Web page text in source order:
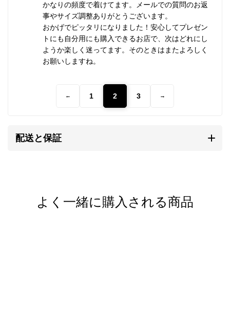
「眼」は古来より邪なものや災いを見張る文様として
お守りなどに使われてきました。
「眼」を怖れるのは動物の本能です。
様が捕食者から身を守っています。
す原因を「眼」と結びつけ、「邪眼」への畏怖が生ま
※カレンシルバー、天然石、アンティークビーズは素
かなりの頻度で着けてます。メールでの質問のお返
事やサイズ調整ありがとうございます。
おかげでピッタリになりました！安心してプレゼン
トにも自分用にも購入できるお店で、次はどれにし
ようか楽しく迷ってます。そのときはまたよろしく
お願いしますね。
← 1 2 3 →
配送と保証
よく一緒に購入される商品